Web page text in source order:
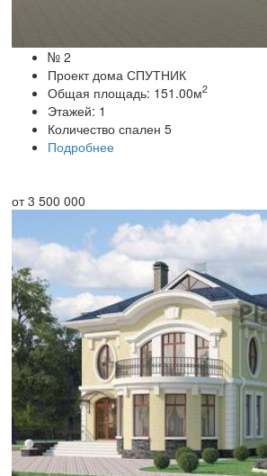
№ 2
Проект дома СПУТНИК
Общая площадь: 151.00м2
Этажей: 1
Количество спален 5
Подробнее
от3 500 000